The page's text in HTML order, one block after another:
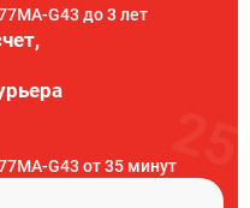
G43 до 3 лет
G43 от 35 минут